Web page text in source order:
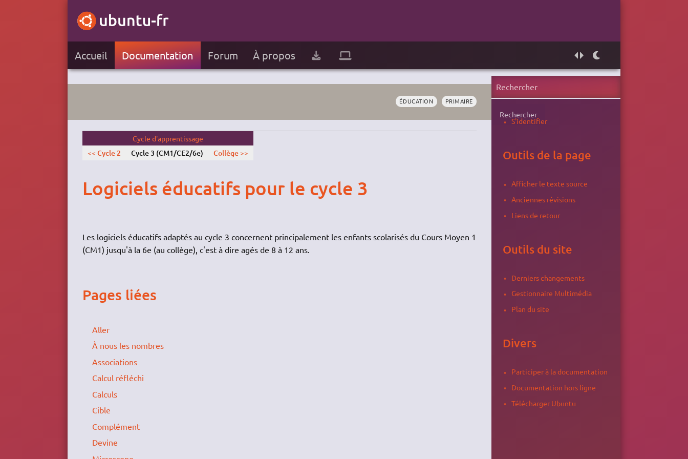
Accueil Documentation Forum À propos
ÉDUCATION PRIMAIRE
Cycle d'apprentissage
<< Cycle 2 Cycle 3 (CM1/CE2/6e) Collège >>
Logiciels éducatifs pour le cycle 3
Les logiciels éducatifs adaptés au cycle 3 concernent principalement les enfants scolarisés du Cours Moyen 1
(CM1) jusqu'à la 6e (au collège), c'est à dire agés de 8 à 12 ans.
Pages liées
Aller
À nous les nombres
Associations
Calcul réfléchi
Calculs
Cible
Complément
Devine
Rechercher
S'identifier
Outils de la page
Afficher le texte source
Anciennes révisions
Liens de retour
Outils du site
Derniers changements
Gestionnaire Multimédia
Plan du site
Divers
Participer à la documentation
Documentation hors ligne
Télécharger Ubuntu